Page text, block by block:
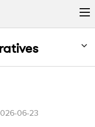
06-23